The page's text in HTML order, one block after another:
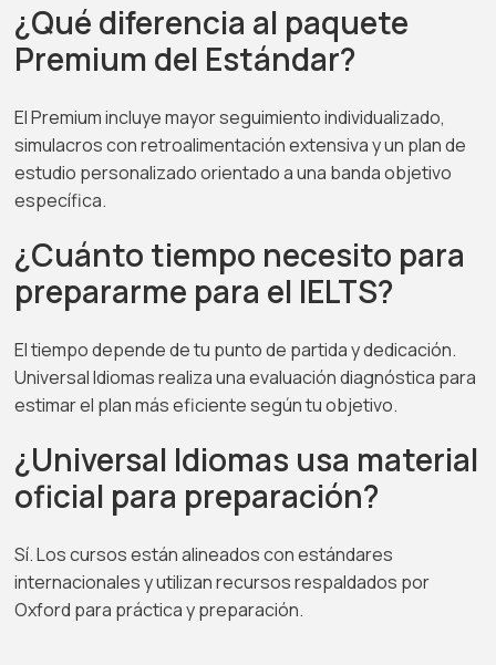
¿Qué diferencia al paquete
Premium del Estándar?
El Premium incluye mayor seguimiento individualizado,
simulacros con retroalimentación extensiva y un plan de
estudio personalizado orientado a una banda objetivo
específica.
¿Cuánto tiempo necesito para
prepararme para el IELTS?
El tiempo depende de tu punto de partida y dedicación.
Universal Idiomas realiza una evaluación diagnóstica para
estimar el plan más eficiente según tu objetivo.
¿Universal Idiomas usa material
oficial para preparación?
Sí. Los cursos están alineados con estándares
internacionales y utilizan recursos respaldados por
Oxford para práctica y preparación.